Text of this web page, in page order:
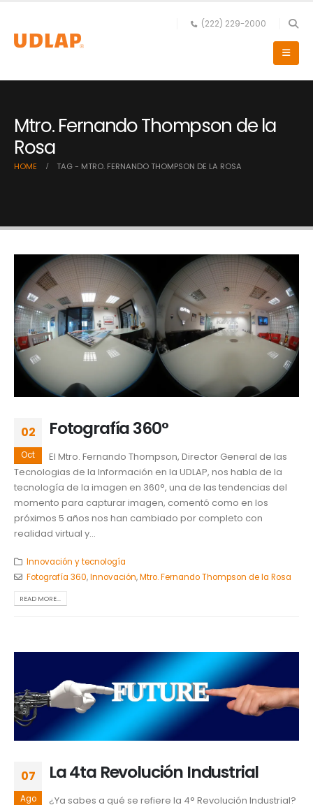
(222) 229-2000
Mtro. Fernando Thompson de la
Rosa
HOME TAG - MTRO. FERNANDO THOMPSON DE LA ROSA
02
Oct
Fotografía 360°
El Mtro. Fernando Thompson, Director General de las
Tecnologias de la Información en la UDLAP, nos habla de la
tecnología de la imagen en 360°, una de las tendencias del
momento para capturar imagen, comentó como en los
próximos 5 años nos han cambiado por completo con
realidad virtual y...
Innovación y tecnología
Fotografía 360,Innovación,Mtro. Fernando Thompson de la Rosa
READ MORE...
07
Ago
La 4ta Revolución Industrial
¿Ya sabes a qué se refiere la 4° Revolución Industrial?